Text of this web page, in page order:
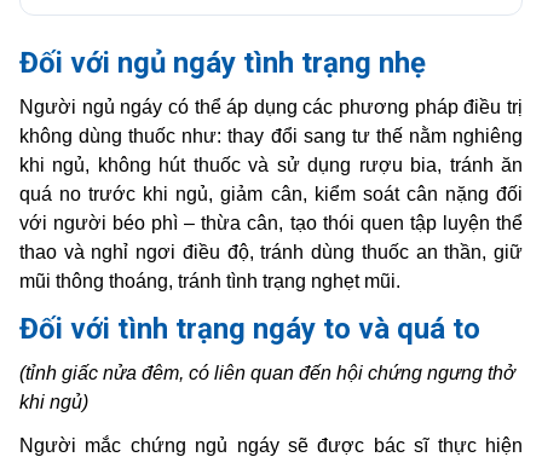
Đối với ngủ ngáy tình trạng nhẹ
Người ngủ ngáy có thể áp dụng các phương pháp điều trị
không dùng thuốc như: thay đổi sang tư thế nằm nghiêng
khi ngủ, không hút thuốc và sử dụng rượu bia, tránh ăn
quá no trước khi ngủ, giảm cân, kiểm soát cân nặng đối
với người béo phì – thừa cân, tạo thói quen tập luyện thể
thao và nghỉ ngơi điều độ, tránh dùng thuốc an thần, giữ
mũi thông thoáng, tránh tình trạng nghẹt mũi.
Đối với tình trạng ngáy to và quá to
(tỉnh giấc nửa đêm, có liên quan đến hội chứng ngưng thở
khi ngủ)
Người mắc chứng ngủ ngáy sẽ được bác sĩ thực hiện